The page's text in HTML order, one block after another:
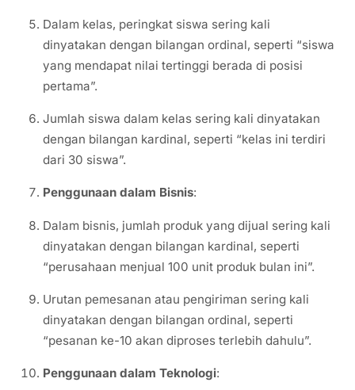
Dalam kelas, peringkat siswa sering kali
dinyatakan dengan bilangan ordinal, seperti “siswa
yang mendapat nilai tertinggi berada di posisi
pertama”.
Jumlah siswa dalam kelas sering kali dinyatakan
dengan bilangan kardinal, seperti “kelas ini terdiri
dari 30 siswa”.
Penggunaan dalam Bisnis:
Dalam bisnis, jumlah produk yang dijual sering kali
dinyatakan dengan bilangan kardinal, seperti
“perusahaan menjual 100 unit produk bulan ini”.
Urutan pemesanan atau pengiriman sering kali
dinyatakan dengan bilangan ordinal, seperti
“pesanan ke-10 akan diproses terlebih dahulu”.
Penggunaan dalam Teknologi: